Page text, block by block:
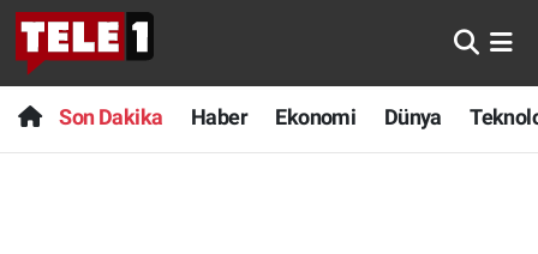
Son Dakika Haber Ekonomi Dünya
Anında Manşet
Başka Sohbetler
Son Dakika
Haber
Nöbetçi Eczaneler
Hava Durumu